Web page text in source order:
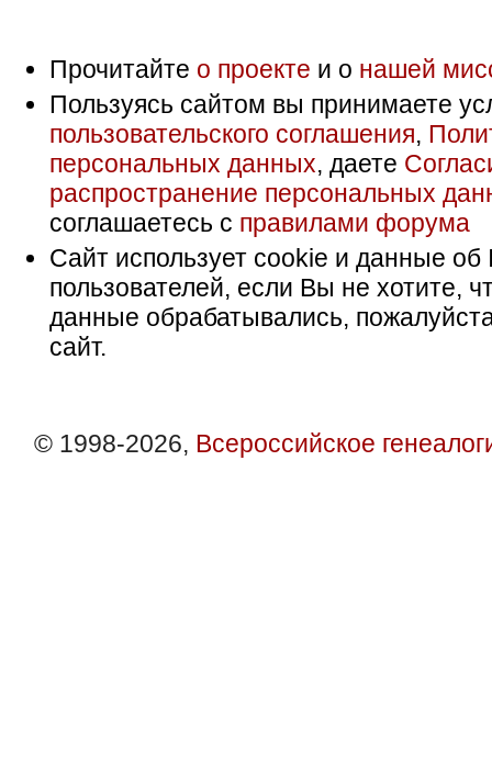
Прочитайте о проекте и о нашей
Пользуясь сайтом вы принимаете
пользовательского соглашения,
персональных данных, даете
распространение персональных
соглашаетесь с правилами форума
Сайт использует cookie и данные об
пользователей, если Вы не хотите,
данные обрабатывались,
сайт.
© 1998-2026, Всероссийское